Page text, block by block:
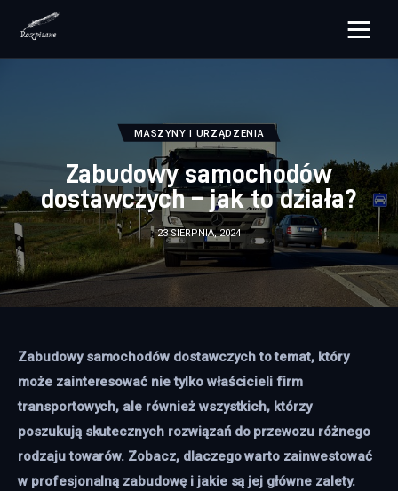
rozpisane.pl
Zdrowie
Uroda
Dom i ogród
MASZYNY I URZĄDZENIA
Zabudowy samochodów
dostawczych – jak to działa?
23 SIERPNIA, 2024
Zabudowy samochodów dostawczych to temat, który
może zainteresować nie tylko właścicieli firm
transportowych, ale również wszystkich, którzy
poszukują skutecznych rozwiązań do przewozu różnego
rodzaju towarów. Zobacz, dlaczego warto zainwestować
w profesjonalną zabudowę i jakie są jej główne zalety.